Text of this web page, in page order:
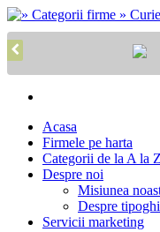
Acasa
Firmele pe harta
Categorii de la A la Z
Despre noi
Misiunea
Despre
Servicii marketing